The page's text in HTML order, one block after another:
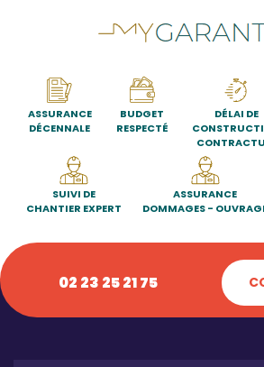
ASSURANCE
DÉCENNALE
BUDGET
RESPECTÉ
DÉLAI DE
SUIVI DE
CHANTIER EXPERT
ASSURANCE
DOMMAGES -
02 23 25 21 75